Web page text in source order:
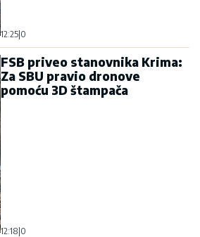
12:25 0
FSB priveo stanovnika Krima:
Za SBU pravio dronove
pomoću 3D štampača
12:18 0